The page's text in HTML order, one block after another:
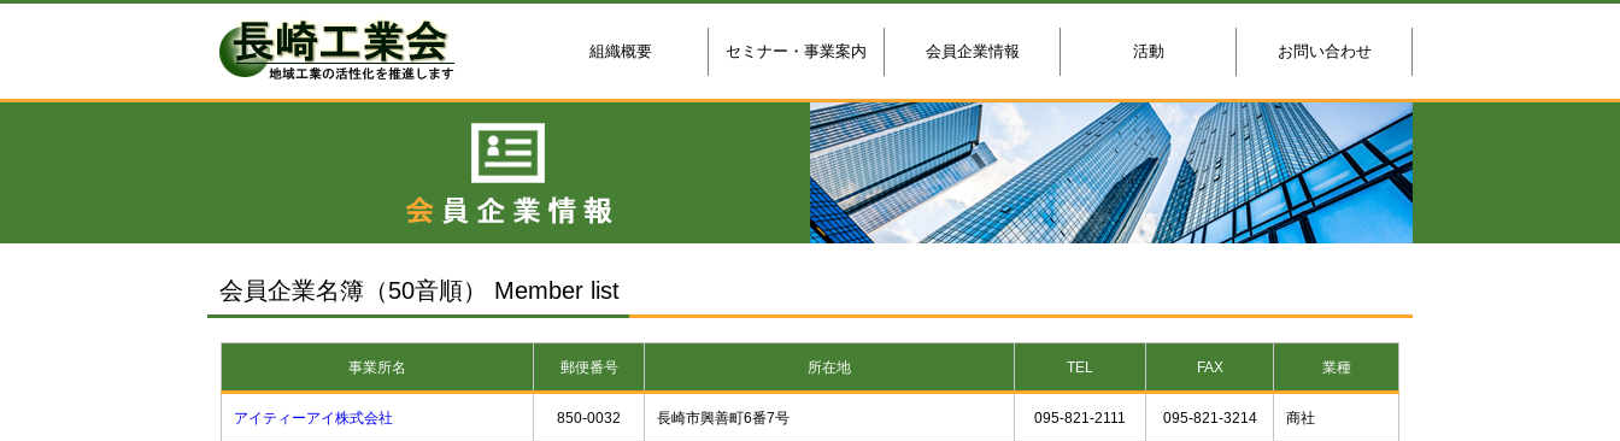
組織概要 セミナー・事業案内 会員企業情報 活動 お問い合わせ
会員企業名簿（50音順） Member list
事業所名 郵便番号 所在地 TEL FAX 業種
アイティーアイ株式会社 850-0032 長崎市興善町6番7号 095-821-2111 095-821-3214 商社